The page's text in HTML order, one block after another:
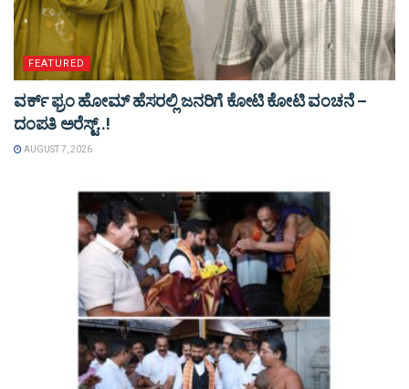
FEATURED
ವರ್ಕ್ ಫ್ರಂ ಹೋಮ್ ಹೆಸರಲ್ಲಿ ಜನರಿಗೆ ಕೋಟಿ ಕೋಟಿ ವಂಚನೆ –
ದಂಪತಿ ಅರೆಸ್ಟ್..!
AUGUST 7, 2026